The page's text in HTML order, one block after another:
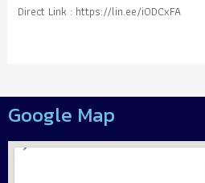
Direct Link : https://lin.ee/i0DCxFA
Google Map